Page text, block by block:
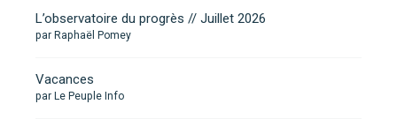
L’observatoire du progrès // Juillet 2026
par Raphaël Pomey
Vacances
par Le Peuple Info